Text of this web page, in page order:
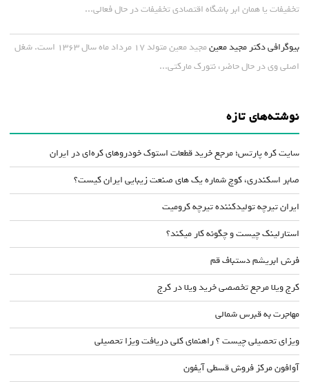
تخفیفات یا همان ابر باشگاه اقتصادی تخفیفات در حال فعالی...
بیوگرافی دکتر مجید معین
مجید معین متولد ۱۷ مرداد ماه سال ۱۳۶۳ است. شغل
اصلی وی در حال حاضر، نتورک مارکتی...
نوشته‌های تازه
سایت کره پارتس؛ مرجع خرید قطعات استوک خودروهای کره‌ای در ایران
صابر اسکندری، کوچ شماره یک های صنعت زیبایی ایران کیست؟
ایران تیرچه تولیدکننده تیرچه کرومیت
استارلینک چیست و چگونه کار میکند؟
فرش ابریشم دستباف قم
کرج ویلا مرجع تخصصی خرید ویلا در کرج
مهاجرت به قبرس شمالی
ویزای تحصیلی چیست ؟ راهنمای کلی دریافت ویزا تحصیلی
آوافون مرکز فروش قسطی آیفون